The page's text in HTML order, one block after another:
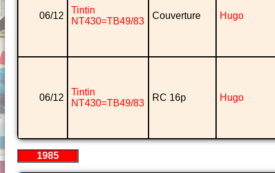
06/12
Tintin
NT430=TB49/83
Couverture Hugo
06/12
Tintin
NT430=TB49/83
RC 16p Hugo
1985